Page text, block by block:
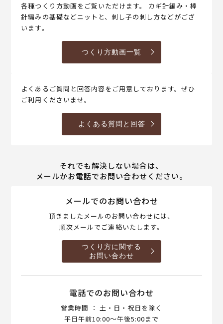
各種つくり方動画をご覧いただけます。 カギ針編み・棒
針編みの基礎などニットと、刺し子の刺し方などがござ
います。
つくり方動画一覧
よくあるご質問と回答内容をご用意しております。ぜひ
ご利用くださいませ。
よくある質問と回答
それでも解決しない場合は、
メールかお電話でお問い合わせください。
メールでのお問い合わせ
頂きましたメールのお問い合わせには、
順次メールでご連絡いたします。
つくり方に関する
お問い合わせ
電話でのお問い合わせ
営業時間 ： 土・日・祝日を除く
平日午前10:00～午後5:00まで